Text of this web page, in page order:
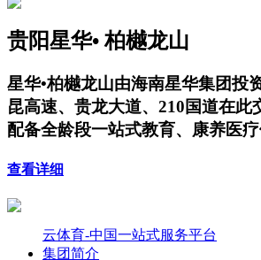
贵阳星华• 柏樾龙山
星华•柏樾龙山由海南星华集团
昆高速、贵龙大道、210国道在
配备全龄段一站式教育、康养医
查看详细
云体育-中国一站式服务平台
集团简介